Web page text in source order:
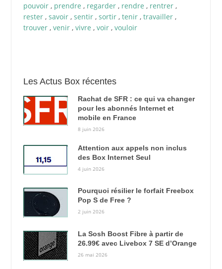
pouvoir, prendre , regarder, rendre , rentrer,
rester, savoir, sentir, sortir, tenir, travailler,
trouver, venir, vivre , voir, vouloir
Les Actus Box récentes
Rachat de SFR : ce qui va changer
pour les abonnés Internet et
mobile en France
8 juin 2026
Attention aux appels non inclus
des Box Internet Seul
4 juin 2026
Pourquoi résilier le forfait Freebox
Pop S de Free ?
2 juin 2026
La Sosh Boost Fibre à partir de
26.99€ avec Livebox 7 SE d’Orange
26 mai 2026